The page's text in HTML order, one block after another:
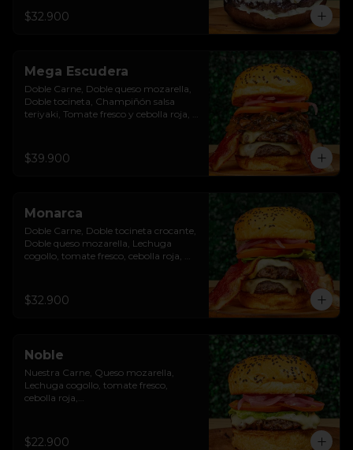
$32.900
Mega Escudera
Doble Carne, Doble queso mozarella,
Doble tocineta, Champiñón salsa
teriyaki, Tomate fresco y cebolla roja,
$39.900
Monarca
Doble Carne, Doble tocineta crocante,
Doble queso mozarella, Lechuga
cogollo, tomate fresco, cebolla roja,
$32.900
Noble
Nuestra Carne, Queso mozarella,
Lechuga cogollo, tomate fresco,
cebolla roja,
$22.900